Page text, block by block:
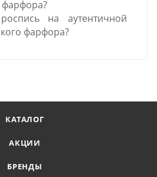
фарфора?
на аутентичной
фарфора?
КАТАЛОГ
АКЦИИ
БРЕНДЫ